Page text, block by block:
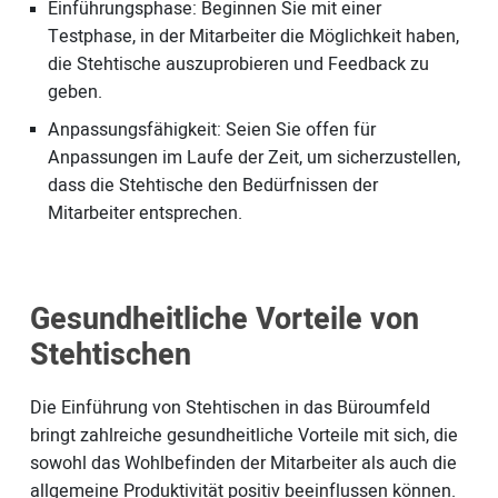
Einführungsphase: Beginnen Sie mit einer
Testphase, in der Mitarbeiter die Möglichkeit haben,
die Stehtische auszuprobieren und Feedback zu
geben.
Anpassungsfähigkeit: Seien Sie offen für
Anpassungen im Laufe der Zeit, um sicherzustellen,
dass die Stehtische den Bedürfnissen der
Mitarbeiter entsprechen.
Gesundheitliche Vorteile von
Stehtischen
Die Einführung von Stehtischen in das Büroumfeld
bringt zahlreiche gesundheitliche Vorteile mit sich, die
sowohl das Wohlbefinden der Mitarbeiter als auch die
allgemeine Produktivität positiv beeinflussen können.